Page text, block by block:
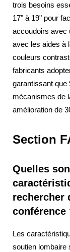
trois besoins
17" à 19" pour
accoudoirs avec
avec les aides à
couleurs
fabricants
garantissant que
mécanismes de
amélioration de
Section
Quelles
rechercher
conférence
Les
soutien lombaire